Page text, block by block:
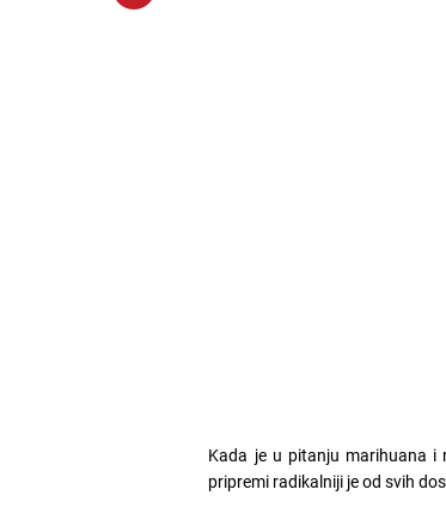
Kada je u pitanju marihuana i
pripremi radikalniji je od svih